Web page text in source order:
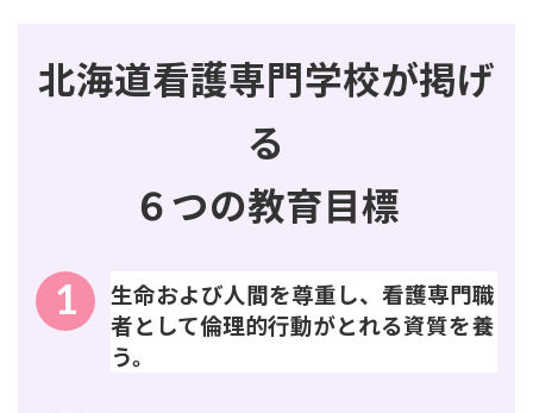
北海道看護専門学校が掲げ
る
６つの教育目標
生命および人間を尊重し、看護専門職
者として倫理的行動がとれる資質を養
う。
1